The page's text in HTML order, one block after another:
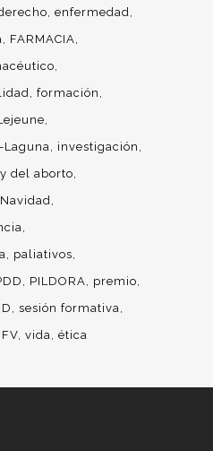
enfermedad
FARMACIA
formación
Laguna
investigación
del aborto
Navidad
paliativos
PILDORA
premio
sesión formativa
vida ética